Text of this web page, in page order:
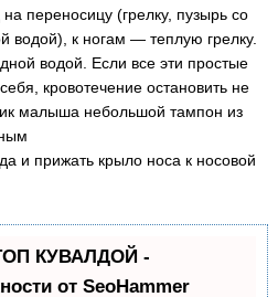
переносицу (грелку, пузырь со
водой), к ногам — теплую грелку.
водой. Если все эти простые
кровотечение остановить не
малыша небольшой тампон из
и прижать крыло носа к носовой
КУВАЛДОЙ -
от SeoHammer